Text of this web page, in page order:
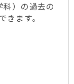
）の過去の
ます。